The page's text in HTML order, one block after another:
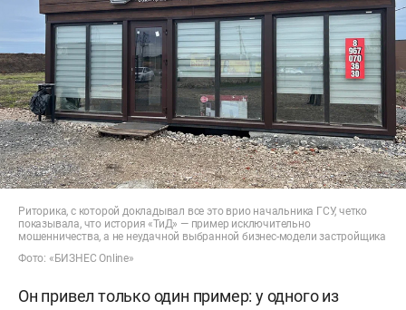
Риторика, с которой докладывал все это врио начальника ГСУ, четко
показывала, что история «ТиД» — пример исключительно
мошенничества, а не неудачной выбранной бизнес-модели застройщика
Фото: «БИЗНЕС Online»
Он привел только один пример: у одного из